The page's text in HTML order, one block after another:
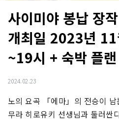
사이미야 봉납 장
개최일 2023년
~19시 + 숙박 플랜
2024.02.23
노의 요곡 「에마」의 전승이
무라 히로유키 선생님과 둘러싼